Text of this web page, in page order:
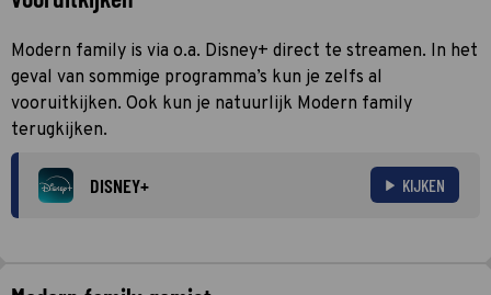
Modern family is via o.a. Disney+ direct te streamen. In het
geval van sommige programma’s kun je zelfs al
vooruitkijken. Ook kun je natuurlijk Modern family
terugkijken.
DISNEY+ KIJKEN